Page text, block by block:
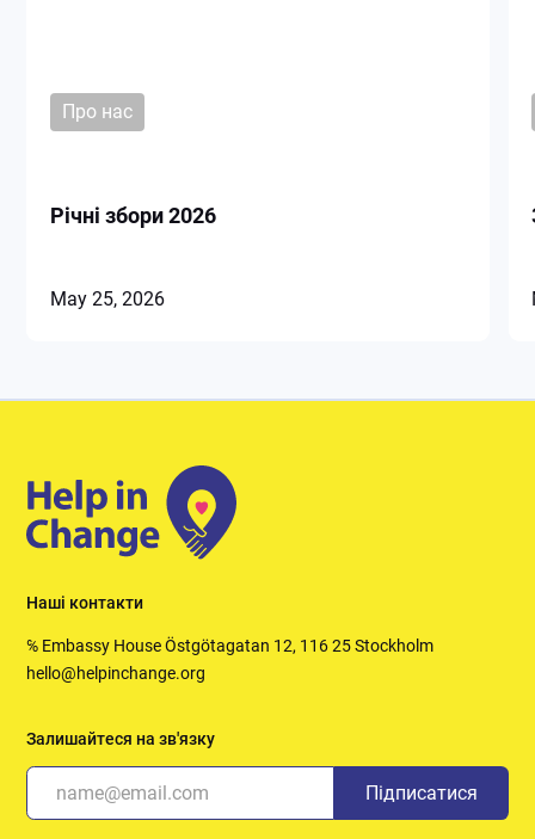
Про нас
Річні збори 2026
May 25, 2026
Наші контакти
℅ Embassy House Östgötagatan 12, 116 25 Stockholm
hello@helpinchange.org
Залишайтеся на зв'язку